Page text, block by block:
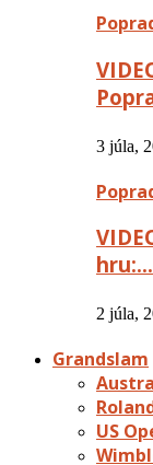
3 júla,
hru:…
2 júla,
Grandslam
US